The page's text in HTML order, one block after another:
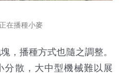
在播種小麥
，播種方式也隨之調整。
分散，大中型機械難以展